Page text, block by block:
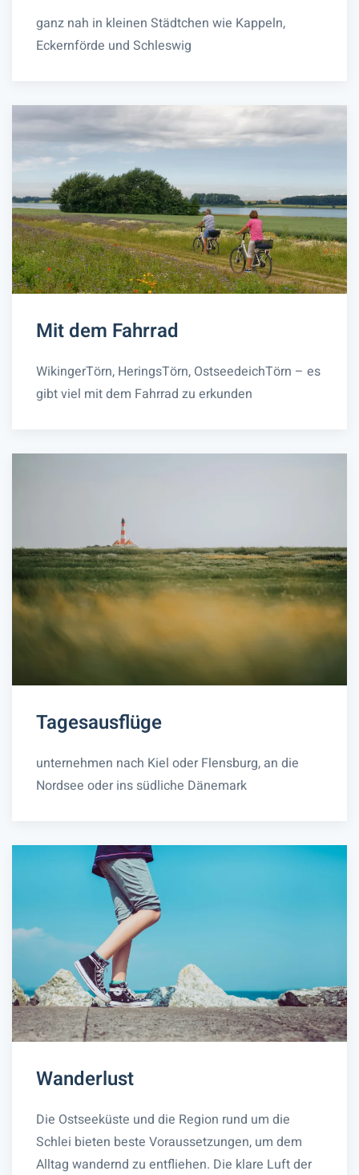
ganz nah in kleinen Städtchen wie Kappeln,
Eckernförde und Schleswig
Mit dem Fahrrad
WikingerTörn, HeringsTörn, OstseedeichTörn – es
gibt viel mit dem Fahrrad zu erkunden
Tagesausflüge
unternehmen nach Kiel oder Flensburg, an die
Nordsee oder ins südliche Dänemark
Wanderlust
Die Ostseeküste und die Region rund um die
Schlei bieten beste Voraussetzungen, um dem
Alltag wandernd zu entfliehen. Die klare Luft der